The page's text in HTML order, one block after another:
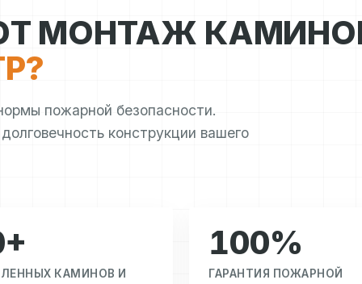
МОНТАЖ
пожарной безопасности.
конструкции вашего
КАМИНОВ И
100%
ГАРАНТИЯ ПОЖАРНОЙ